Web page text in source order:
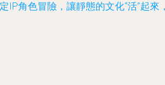
角色冒險，讓靜態的文化“活”起來